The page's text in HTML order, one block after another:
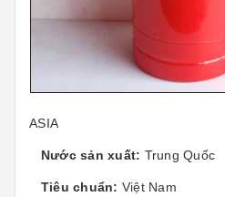
ASIA
Nước sản xuất: Trung Quốc
Tiêu chuẩn: Việt Nam